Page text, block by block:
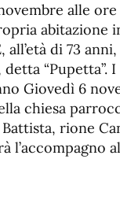
alle ore
abitazione
di 73 anni,
detta “Pupetta”.
Giovedì 6
chiesa
Battista, rione
l’accompagno al